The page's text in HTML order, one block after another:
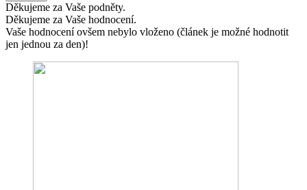
Děkujeme za Vaše podněty.
Děkujeme za Vaše hodnocení.
Vaše hodnocení ovšem nebylo vloženo (článek je možné hodnotit
jen jednou za den)!